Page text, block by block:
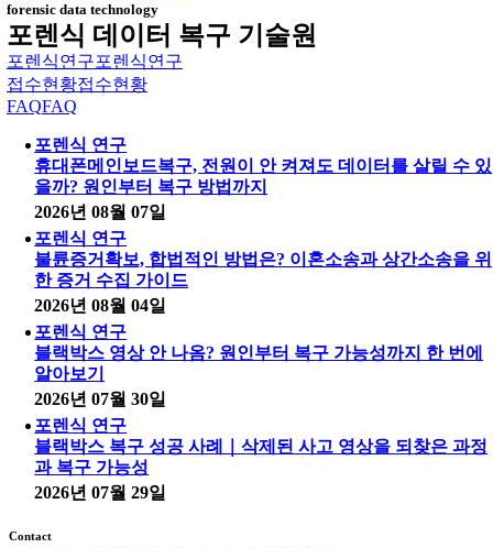
forensic data technology
포렌식 데이터 복구 기술원
포렌식연구포렌식연구
접수현황접수현황
FAQFAQ
포렌식 연구
휴대폰메인보드복구, 전원이 안 켜져도 데이터를 살릴 수 있
을까? 원인부터 복구 방법까지
2026년 08월 07일
포렌식 연구
불륜증거확보, 합법적인 방법은? 이혼소송과 상간소송을 위
한 증거 수집 가이드
2026년 08월 04일
포렌식 연구
블랙박스 영상 안 나옴? 원인부터 복구 가능성까지 한 번에
알아보기
2026년 07월 30일
포렌식 연구
블랙박스 복구 성공 사례｜삭제된 사고 영상을 되찾은 과정
과 복구 가능성
2026년 07월 29일
Contact